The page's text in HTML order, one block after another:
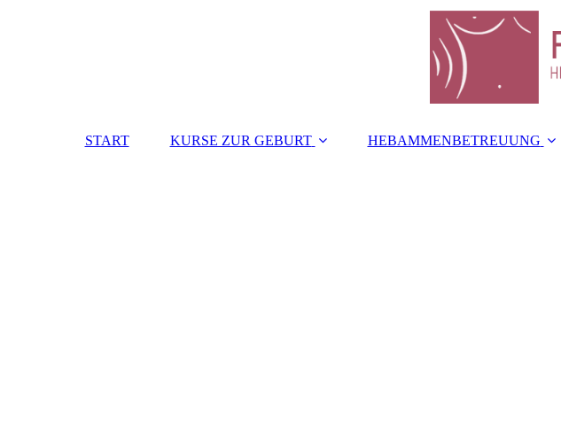
START KURSE ZUR GEBURT HEBAMMENBETREUUNG